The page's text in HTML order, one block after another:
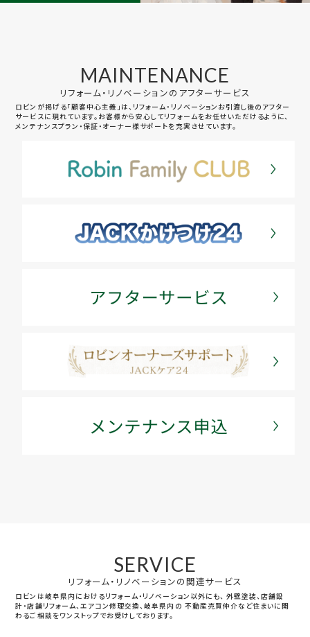
MAINTENANCE
リフォーム・リノベーションのアフターサービス
ロビンが掲げる「顧客中心主義」は、リフォーム・リノベーションお引渡し後のアフター
サービスに現れています。お客様から安心してリフォームをお任せいただけるように、
メンテナンスプラン・保証・オーナー様サポートを充実させています。
SERVICE
リフォーム・リノベーションの関連サービス
ロビンは岐阜県内におけるリフォーム・リノベーション以外にも、 外壁塗装、店舗設
計・店舗リフォーム、エアコン修理交換、岐阜県内の 不動産売買仲介など住まいに関
わるご相談をワンストップでお受けしております。